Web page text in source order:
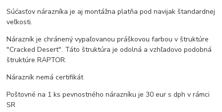
Súćasťov nárazníka je aj montážna platňa pod navijak štandardnej
veľkosti.
Nárazník je chránený vypaľovanou práškovou farbou v štruktúre
"Cracked Desert". Táto štruktúra je odolná a vzhľadovo podobná
štruktúre RAPTOR.
Nárazník nemá certifikát
Poštovné na 1 ks pevnostného nárazníku je 30 eur s dph v rámci
SR